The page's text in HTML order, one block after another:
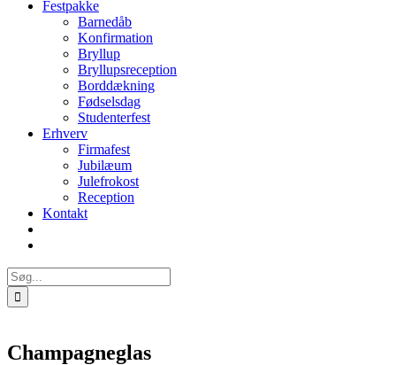
Festpakke
Barnedåb
Konfirmation
Bryllup
Bryllupsreception
Borddækning
Fødselsdag
Studenterfest
Erhverv
Firmafest
Jubilæum
Julefrokost
Reception
Kontakt
Søg
efter:
Champagneglas